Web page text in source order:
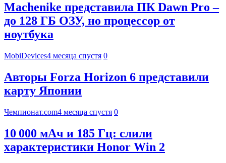
Machenike представила ПК Dawn Pro –
до 128 ГБ ОЗУ, но процессор от
ноутбука
MobiDevices4 месяца спустя 0
Авторы Forza Horizon 6 представили
карту Японии
Чемпионат.com4 месяца спустя 0
10 000 мАч и 185 Гц: слили
характеристики Honor Win 2